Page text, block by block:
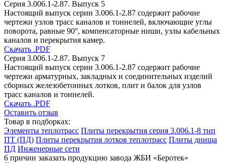
Серия 3.006.1-2.87. Выпуск 5
Настоящий выпуск серии 3.006.1-2.87 содержит рабочие
чертежи узлов трасс каналов и тоннелей, включающие углы
поворота, равные 90°, компенсаторные ниши, узлы кабельных
каналов и перекрытия камер.
Скачать .PDF
Серия 3.006.1-2.87. Выпуск 7
Настоящий выпуск серии 3.006.1-2.87 содержит рабочие
чертежи арматурных, закладных и соединительных изделий
сборных железобетонных лотков, плит и балок для узлов
трасс каналов и тоннелей.
Скачать .PDF
Оставить отзыв
Товар в подборках:
Элементы теплотрасс Плиты перекрытия серия 3.006.1-8 тип
ПТ (ПД) Плиты перекрытия лотков теплотрасс Плиты днища
ПД Инженерные сети
6 причин заказать продукцию завода ЖБИ «Беротек»